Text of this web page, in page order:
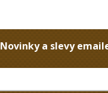
Novinky a slevy